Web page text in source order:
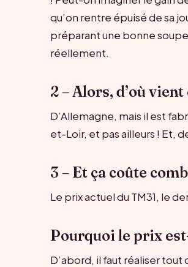
qu’on rentre épuisé de sa
préparant une bonne
réellement.
2 – Alors, d’où
D’Allemagne, mais il est
et-Loir, et pas ailleurs ! Et,
3 – Et ça coûte
Le prix actuel du TM31, le
Pourquoi le prix
D’abord, il faut réaliser